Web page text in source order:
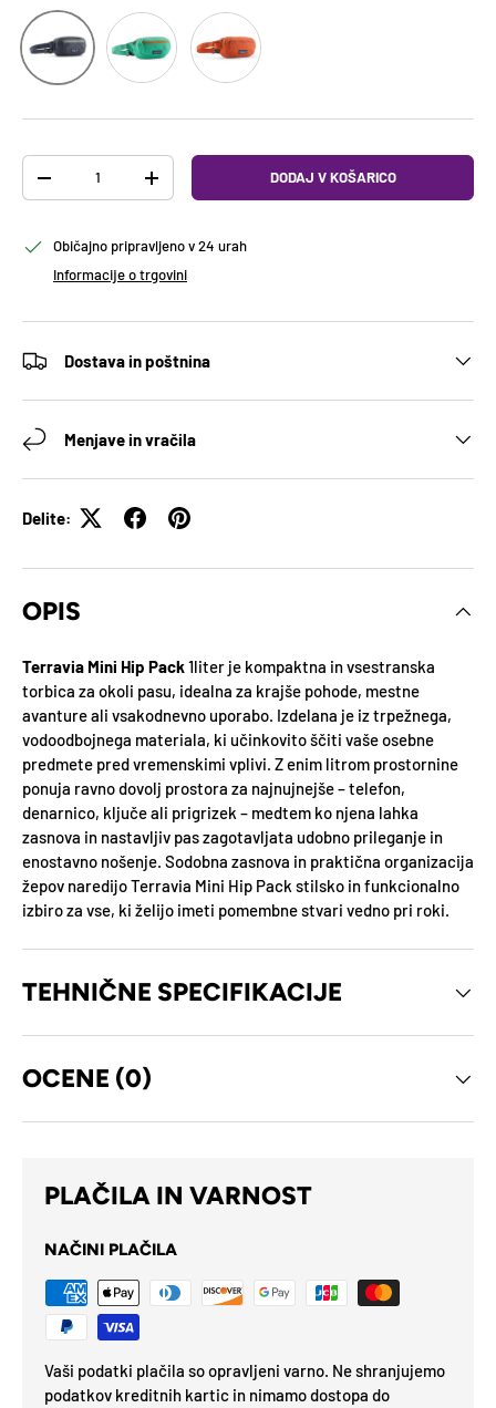
SMDB AQST CLOR
Količina
ODTRANITE KOLIČINODODAJTE KOLIČINODODAJ V KOŠARICO
Običajno pripravljeno v 24 urah
Informacije o trgovini
Dostava in poštnina
Menjave in vračila
Delite:
OPIS
Terravia Mini Hip Pack1liter je kompaktna in vsestranska
torbica za okoli pasu, idealna za krajše pohode, mestne
avanture ali vsakodnevno uporabo. Izdelana je iz trpežnega,
vodoodbojnega materiala, ki učinkovito ščiti vaše osebne
predmete pred vremenskimi vplivi. Z enim litrom prostornine
ponuja ravno dovolj prostora za najnujnejše – telefon,
denarnico, ključe ali prigrizek – medtem ko njena lahka
zasnova in nastavljiv pas zagotavljata udobno prileganje in
enostavno nošenje. Sodobna zasnova in praktična organizacija
žepov naredijo Terravia Mini Hip Pack stilsko in funkcionalno
izbiro za vse, ki želijo imeti pomembne stvari vedno pri roki.
TEHNIČNE SPECIFIKACIJE
OCENE (0)
PLAČILA IN VARNOST
NAČINI PLAČILA
Vaši podatki plačila so opravljeni varno. Ne shranjujemo
podatkov kreditnih kartic in nimamo dostopa do